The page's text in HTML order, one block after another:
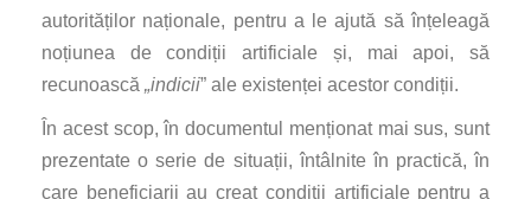
autorităților naționale, pentru a le ajută să înțeleagă
noțiunea de condiții artificiale și, mai apoi, să
recunoască „indicii” ale existenței acestor condiții.
În acest scop, în documentul menționat mai sus, sunt
prezentate o serie de situații, întâlnite în practică, în
care beneficiarii au creat condiții artificiale pentru a